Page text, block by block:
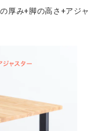
厚み+脚の高さ+アジャ